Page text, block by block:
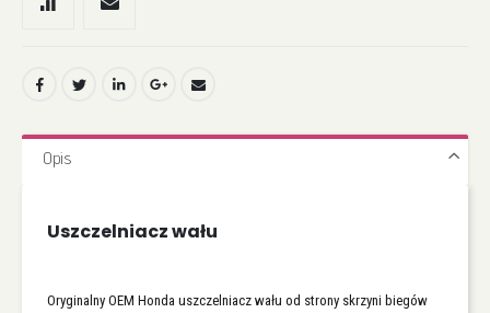
Opis
Uszczelniacz wału
Oryginalny OEM Honda uszczelniacz wału od strony skrzyni biegów